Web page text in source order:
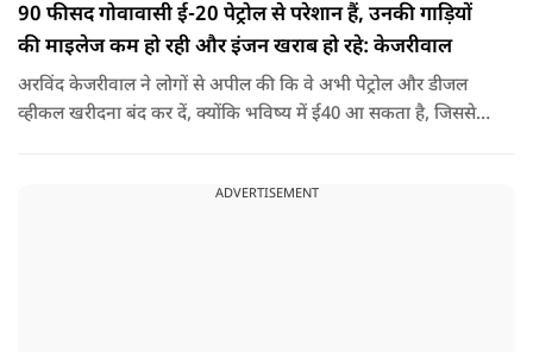
90 फीसद गोवावासी ई-20 पेट्रोल से परेशान हैं, उनकी गाड़ियों
की माइलेज कम हो रही और इंजन खराब हो रहे: केजरीवाल
अरविंद केजरीवाल ने लोगों से अपील की कि वे अभी पेट्रोल और डीजल
व्हीकल खरीदना बंद कर दें, क्योंकि भविष्य में ई40 आ सकता है, जिससे
ADVERTISEMENT